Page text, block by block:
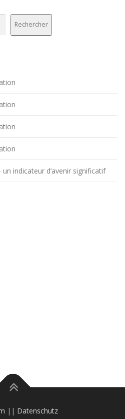
Rechercher
indicateur d’avenir significatif
|| Datenschutz